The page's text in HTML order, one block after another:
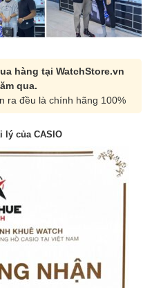
hàng tại WatchStore.vn
qua.
ra đều là chính hãng 100%
lý của CASIO